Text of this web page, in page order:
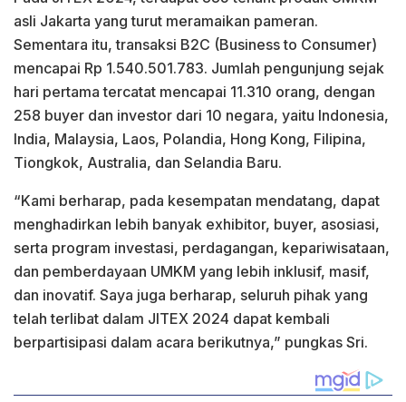
asli Jakarta yang turut meramaikan pameran.
Sementara itu, transaksi B2C (Business to Consumer)
mencapai Rp 1.540.501.783. Jumlah pengunjung sejak
hari pertama tercatat mencapai 11.310 orang, dengan
258 buyer dan investor dari 10 negara, yaitu Indonesia,
India, Malaysia, Laos, Polandia, Hong Kong, Filipina,
Tiongkok, Australia, dan Selandia Baru.
“Kami berharap, pada kesempatan mendatang, dapat
menghadirkan lebih banyak exhibitor, buyer, asosiasi,
serta program investasi, perdagangan, kepariwisataan,
dan pemberdayaan UMKM yang lebih inklusif, masif,
dan inovatif. Saya juga berharap, seluruh pihak yang
telah terlibat dalam JITEX 2024 dapat kembali
berpartisipasi dalam acara berikutnya,” pungkas Sri.